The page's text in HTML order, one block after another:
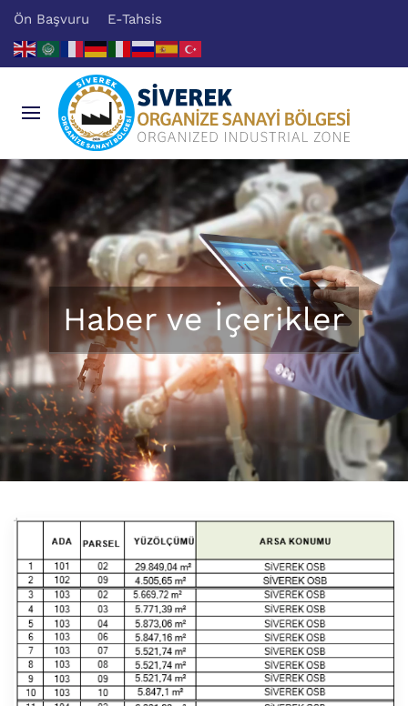
Ön Başvuru E-Tahsis
Haber ve İçerikler